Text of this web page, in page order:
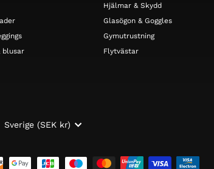
blusar
Hjälmar & Skydd
Glasögon & Goggles
Gymutrustning
Flytvästar
Sverige (SEK kr)